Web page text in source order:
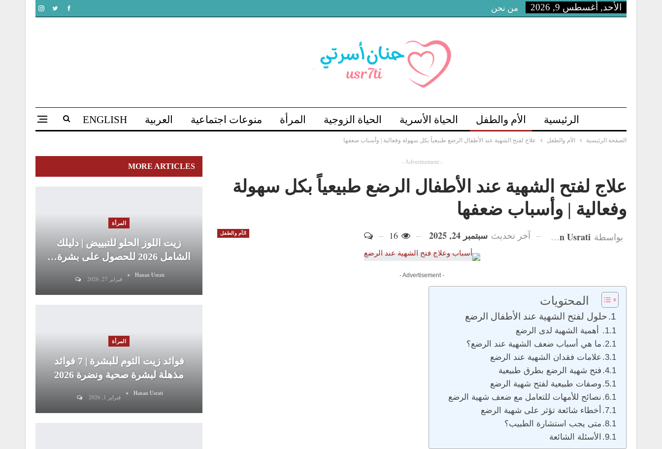
الأحد, أغسطس 9, 2026 من نحن
الرئيسية الأم والطفل الحياة الأسرية الحياة الزوجية المرأة منوعات اجتماعية العربية ENGLISH
الصفحة الرئيسية الأم والطفل علاج لفتح الشهية عند الأطفال الرضع طبيعياً بكل سهولة وفعالية | وأسباب ضعفها
- Advertisement -
علاج لفتح الشهية عند الأطفال الرضع طبيعياً بكل سهولة
وفعالية | وأسباب ضعفها
الأم والطفل بواسطة Hanan Usrati آخر تحديث سبتمبر 24, 2025
- Advertisement -
المحتويات
حلول لفتح الشهية عند الأطفال الرضع
أهمية الشهية لدى الرضع
ما هي أسباب ضعف الشهية عند الرضع؟
علامات فقدان الشهية عند الرضع
فتح شهية الرضع بطرق طبيعية
وصفات طبيعية لفتح شهية الرضع
نصائح للأمهات للتعامل مع ضعف شهية الرضع
أخطاء شائعة تؤثر على شهية الرضع
متى يجب استشارة الطبيب؟
الأسئلة الشائعة
MORE ARTICLES
المرأة
زيت اللوز الحلو للتبييض | دليلك
الشامل 2026 للحصول على بشرة…
Hanan Usrati
فبراير 27, 2026
المرأة
فوائد زيت الثوم للبشرة | 7 فوائد
مذهلة لبشرة صحية ونضرة 2026
Hanan Usrati
فبراير 1, 2026